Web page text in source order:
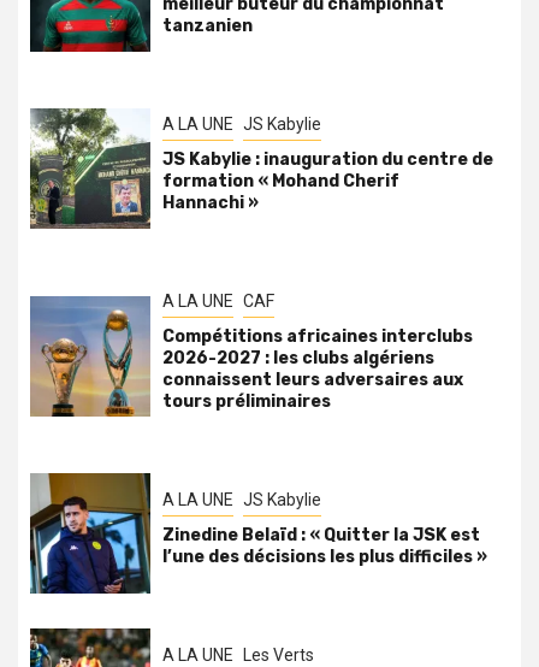
meilleur buteur du championnat
tanzanien
A LA UNE JS Kabylie
JS Kabylie : inauguration du centre de
formation « Mohand Cherif
Hannachi »
A LA UNE CAF
Compétitions africaines interclubs
2026-2027 : les clubs algériens
connaissent leurs adversaires aux
tours préliminaires
A LA UNE JS Kabylie
Zinedine Belaïd : « Quitter la JSK est
l’une des décisions les plus difficiles »
A LA UNE Les Verts